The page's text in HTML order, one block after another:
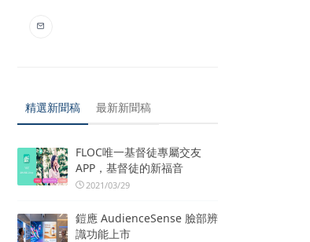
精選新聞稿 最新新聞稿
FLOC唯一基督徒專屬交友
APP，基督徒的新福音
2021/03/29
鎧應 AudienceSense 臉部辨
識功能上市